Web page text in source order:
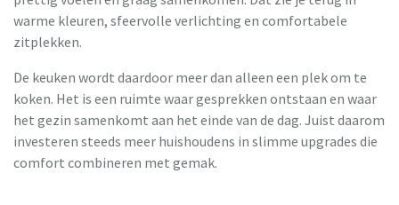
warme kleuren, sfeervolle verlichting en comfortabele
zitplekken.
De keuken wordt daardoor meer dan alleen een plek om te
koken. Het is een ruimte waar gesprekken ontstaan en waar
het gezin samenkomt aan het einde van de dag. Juist daarom
investeren steeds meer huishoudens in slimme upgrades die
comfort combineren met gemak.